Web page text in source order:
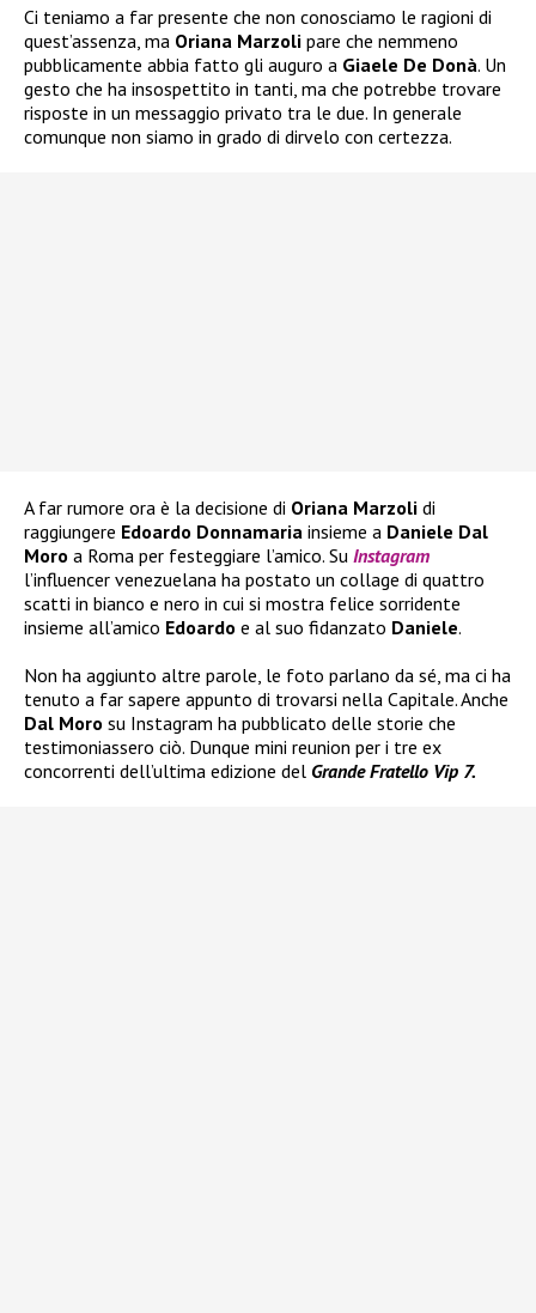
Ci teniamo a far presente che non conosciamo le ragioni di
quest’assenza, ma Oriana Marzoli pare che nemmeno
pubblicamente abbia fatto gli auguro a Giaele De Donà. Un
gesto che ha insospettito in tanti, ma che potrebbe trovare
risposte in un messaggio privato tra le due. In generale
comunque non siamo in grado di dirvelo con certezza.
A far rumore ora è la decisione di Oriana Marzoli di
raggiungere Edoardo Donnamaria insieme a Daniele Dal
Moro a Roma per festeggiare l’amico. Su Instagram
l’influencer venezuelana ha postato un collage di quattro
scatti in bianco e nero in cui si mostra felice sorridente
insieme all’amico Edoardo e al suo fidanzato Daniele.
Non ha aggiunto altre parole, le foto parlano da sé, ma ci ha
tenuto a far sapere appunto di trovarsi nella Capitale. Anche
Dal Moro su Instagram ha pubblicato delle storie che
testimoniassero ciò. Dunque mini reunion per i tre ex
concorrenti dell’ultima edizione del Grande Fratello Vip 7.